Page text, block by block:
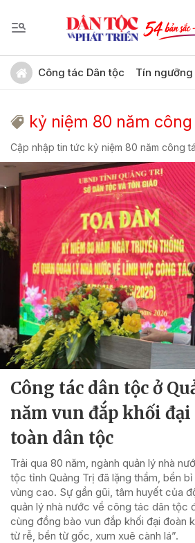
Công tác Dân tộc Tín
kỷ niệm 80 năm
Cập nhập tin tức kỷ niệm 80 năm công
Công tác dân tộc ở
năm vun đắp khối
toàn dân tộc
Trải qua 80 năm, ngành quản lý nhà
tộc tỉnh Quảng Trị đã lặng thầm, bền
vùng cao. Sự gần gũi, tâm huyết của
quản lý nhà nước về công tác dân tộc
cùng đồng bào vun đắp khối đại đoàn
từ rễ, bền từ gốc, xum xuê cành lá”.